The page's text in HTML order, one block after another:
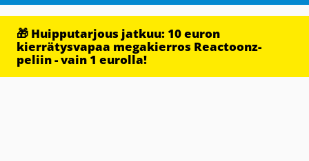
🎁 Huipputarjous jatkuu: 10 euron
kierrätysvapaa megakierros Reactoonz-
peliin - vain 1 eurolla!